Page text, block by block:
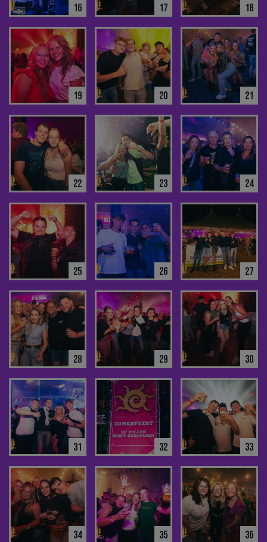
16 17 18
19 20 21
22 23 24
25 26 27
28 29 30
31 32 33
34 35 36